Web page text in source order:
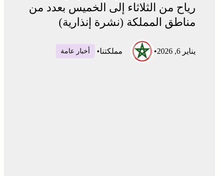
رياح من الثلاثاء إلى الخميس بعدد من
مناطق المملكة (نشرة إنذارية)
يناير 6, 2026 • مملكتنا• أخبار عامة